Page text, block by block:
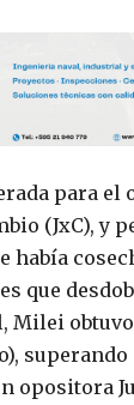
para el
(JxC), y
había
que
obtuvo
superando
opositora